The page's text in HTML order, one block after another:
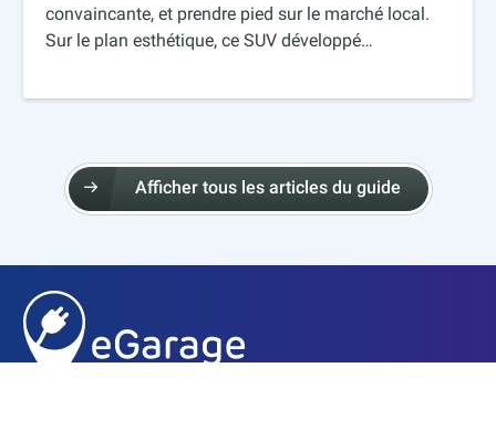
convaincante, et prendre pied sur le marché local.
Sur le plan esthétique, ce SUV développé…
Afficher tous les articles du guide